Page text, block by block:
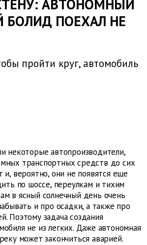
АВТОНОМНЫЙ
БОЛИД ПОЕХАЛ НЕ
пройти круг, автомобиль
некоторые автопроизводители,
транспортных средств до сих
и, вероятно, они не появятся еще
по шоссе, переулкам и тихим
в ясный солнечный день очень
и про осадки, а также про
Поэтому задача создания
не из легких. Даже автономная
может закончиться аварией.